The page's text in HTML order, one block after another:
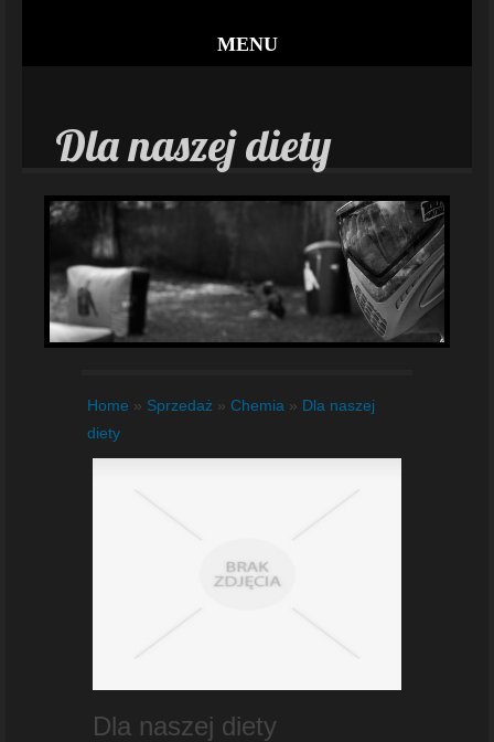
MENU
Dla naszej diety
Home » Sprzedaż » Chemia » Dla naszej
diety
Dla naszej diety